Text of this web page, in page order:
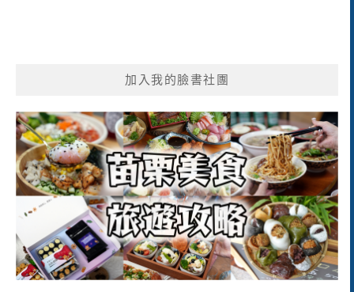
加入我的臉書社團